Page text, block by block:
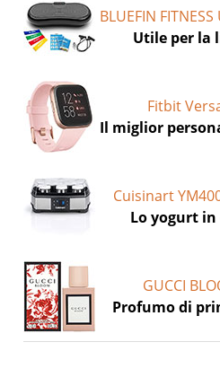
BLUEFIN
Utile per la
Fitbit
Il miglior
Cuisinart
Lo yogurt in
GUCCI
Profumo di